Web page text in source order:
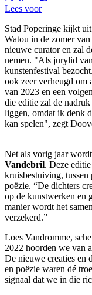
Lees voor
Stad Poperinge kijkt
Watou in de zomer
nieuwe curator en zal
nemen. "Als jurylid
kunstenfestival
ook zeer verheugd om
van 2023 en een
die editie zal de
liggen, omdat ik denk
kan spelen", zegt
Net als vorig jaar
Vandebril. Deze
kruisbestuiving, tussen
poëzie. “De dichters
op de kunstwerken en
manier wordt het
verzekerd.”
Loes Vandromme,
2022 hoorden we van
De nieuwe creaties en
en poëzie waren dé
signaal dat we in die